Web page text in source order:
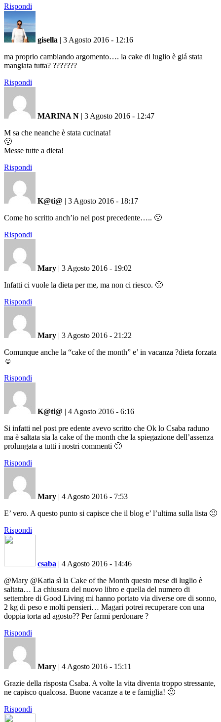
Rispondi
gisella | 3 Agosto 2016 - 12:16
ma proprio cambiando argomento…. la cake di luglio è giá stata
mangiata tutta? ???????
Rispondi
MARINA N | 3 Agosto 2016 - 12:47
M sa che neanche è stata cucinata!
🙁
Messe tutte a dieta!
Rispondi
K@ti@ | 3 Agosto 2016 - 18:17
Come ho scritto anch’io nel post precedente….. 🙁
Rispondi
Mary | 3 Agosto 2016 - 19:02
Infatti ci vuole la dieta per me, ma non ci riesco. 🙁
Rispondi
Mary | 3 Agosto 2016 - 21:22
Comunque anche la “cake of the month” e’ in vacanza ?dieta forzata
☺️
Rispondi
K@ti@ | 4 Agosto 2016 - 6:16
Si infatti nel post pre edente avevo scritto che Ok lo Csaba raduno
ma è saltata sia la cake of the month che la spiegazione dell’assenza
prolungata a tutti i nostri commenti 🙁
Rispondi
Mary | 4 Agosto 2016 - 7:53
E’ vero. A questo punto si capisce che il blog e’ l’ultima sulla lista 🙁
Rispondi
csaba | 4 Agosto 2016 - 14:46
@Mary @Katia sì la Cake of the Month questo mese di luglio è
saltata… La chiusura del nuovo libro e quella del numero di
settembre di Good Living mi hanno portato via diverse ore di sonno,
2 kg di peso e molti pensieri… Magari potrei recuperare con una
doppia torta ad agosto?? Per farmi perdonare ?
Rispondi
Mary | 4 Agosto 2016 - 15:11
Grazie della risposta Csaba. A volte la vita diventa troppo stressante,
ne capisco qualcosa. Buone vacanze a te e famiglia! 🙂
Rispondi